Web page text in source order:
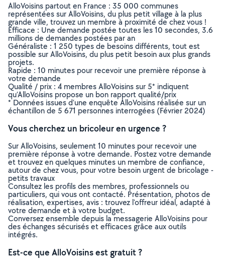
AlloVoisins partout en France : 35 000 communes
représentées sur AlloVoisins, du plus petit village à la plus
grande ville, trouvez un membre à proximité de chez vous !
Efficace : Une demande postée toutes les 10 secondes, 3.6
millions de demandes postées par an
Généraliste : 1 250 types de besoins différents, tout est
possible sur AlloVoisins, du plus petit besoin aux plus grands
projets.
Rapide : 10 minutes pour recevoir une première réponse à
votre demande
Qualité / prix : 4 membres AlloVoisins sur 5* indiquent
qu’AlloVoisins propose un bon rapport qualité/prix
* Données issues d’une enquête AlloVoisins réalisée sur un
échantillon de 5 671 personnes interrogées (Février 2024)
Vous cherchez un bricoleur en urgence ?
Sur AlloVoisins, seulement 10 minutes pour recevoir une
première réponse à votre demande. Postez votre demande
et trouvez en quelques minutes un membre de confiance,
autour de chez vous, pour votre besoin urgent de bricolage -
petits travaux
Consultez les profils des membres, professionnels ou
particuliers, qui vous ont contacté. Présentation, photos de
réalisation, expertises, avis : trouvez l'offreur idéal, adapté à
votre demande et à votre budget.
Conversez ensemble depuis la messagerie AlloVoisins pour
des échanges sécurisés et efficaces grâce aux outils
intégrés.
Est-ce que AlloVoisins est gratuit ?